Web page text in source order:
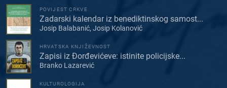
POVIJEST CRKVE
Zadarski kalendar iz benediktinskog samost...
Josip Balabanić, Josip Kolanović
HRVATSKA KNJIŽEVNOST
Zapisi iz Đorđevićeve: istinite policijske...
Branko Lazarević
KULTUROLOGIJA